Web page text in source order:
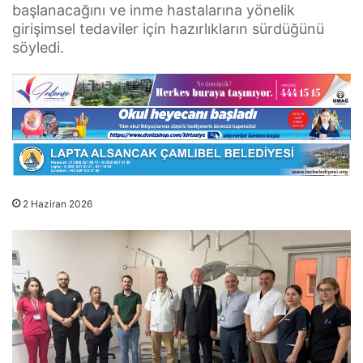
başlanacağını ve inme hastalarına yönelik
girişimsel tedaviler için hazırlıkların sürdüğünü
söyledi.
2 Haziran 2026